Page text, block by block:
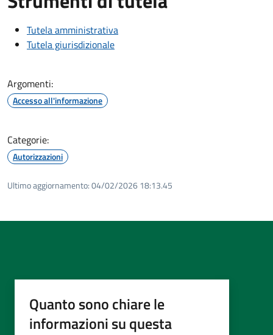
Tutela amministrativa
Tutela giurisdizionale
Argomenti:
Accesso all'informazione
Categorie:
Autorizzazioni
Ultimo aggiornamento:04/02/2026 18:13.45
Quanto sono chiare le
informazioni su questa